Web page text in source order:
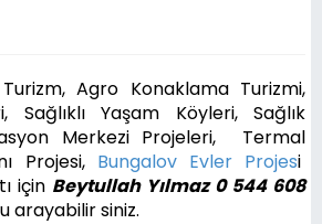
Agro Konaklama Turizmi,
Sağlıklı Yaşam Köyleri, Sağlık
Merkezi Projeleri, Termal
Projesi, Bungalov Evler Projesi
için Beytullah Yılmaz 0 544 608
arayabilir siniz.